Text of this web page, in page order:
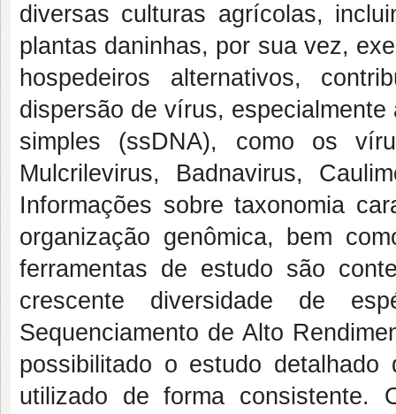
diversas culturas agrícolas,
plantas daninhas, por sua vez,
hospedeiros alternativos,
dispersão de vírus,
simples (ssDNA), como os
Mulcrilevirus, Badnavirus,
Informações sobre taxonomia
organização genômica, bem
ferramentas de estudo são
crescente diversidade de
Sequenciamento de Alto
possibilitado o estudo
utilizado de forma consistente.